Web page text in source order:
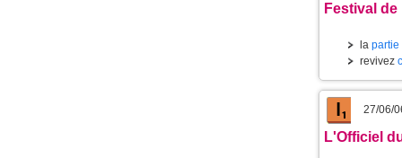
Festival de
la partie
revivez
27/06/
L'Officiel